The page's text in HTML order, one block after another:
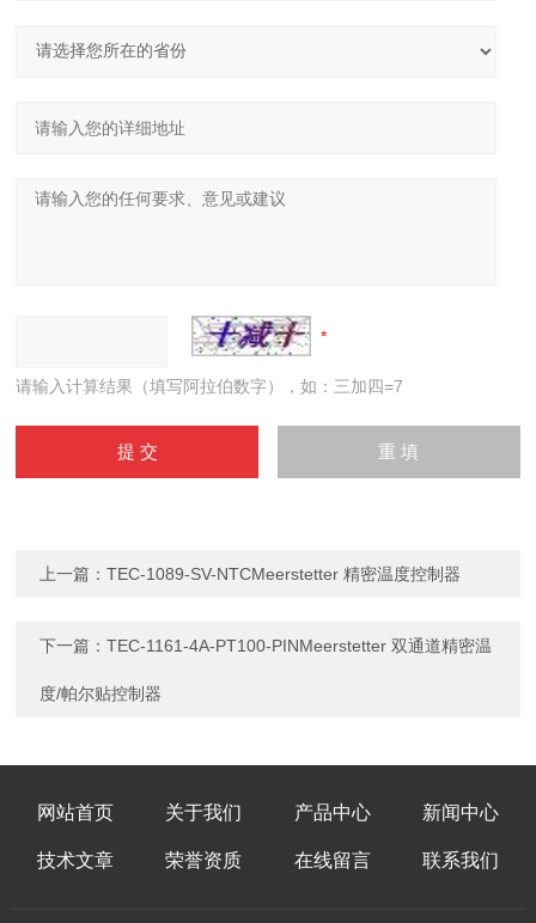
请输入计算结果（填写阿拉伯数字），如：三加四=7
上一篇：TEC-1089-SV-NTCMeerstetter 精密温度控制器
下一篇：TEC-1161-4A-PT100-PINMeerstetter 双通道精密温
度/帕尔贴控制器
网站首页 关于我们 产品中心 新闻中心
技术文章 荣誉资质 在线留言 联系我们